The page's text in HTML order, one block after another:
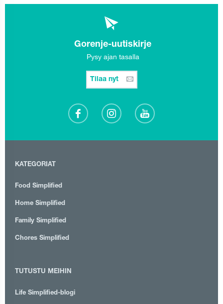
Gorenje-uutiskirje
Pysy ajan tasalla
Tilaa nyt
KATEGORIAT
Food Simplified
Home Simplified
Family Simplified
Chores Simplified
TUTUSTU MEIHIN
Life Simplified-blogi